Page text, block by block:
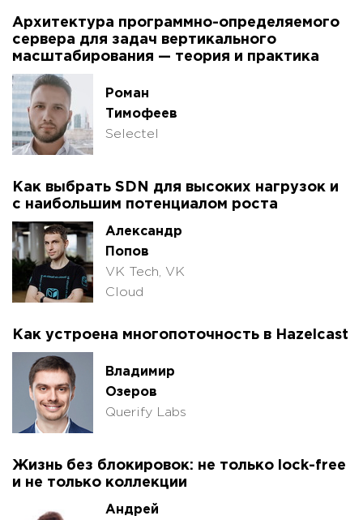
Архитектура программно-определяемого
сервера для задач вертикального
масштабирования — теория и практика
Роман
Тимофеев
Selectel
Как выбрать SDN для высоких нагрузок и
с наибольшим потенциалом роста
Александр
Попов
VK Tech, VK
Cloud
Как устроена многопоточность в Hazelcast
Владимир
Озеров
Querify Labs
Жизнь без блокировок: не только lock-free
и не только коллекции
Андрей